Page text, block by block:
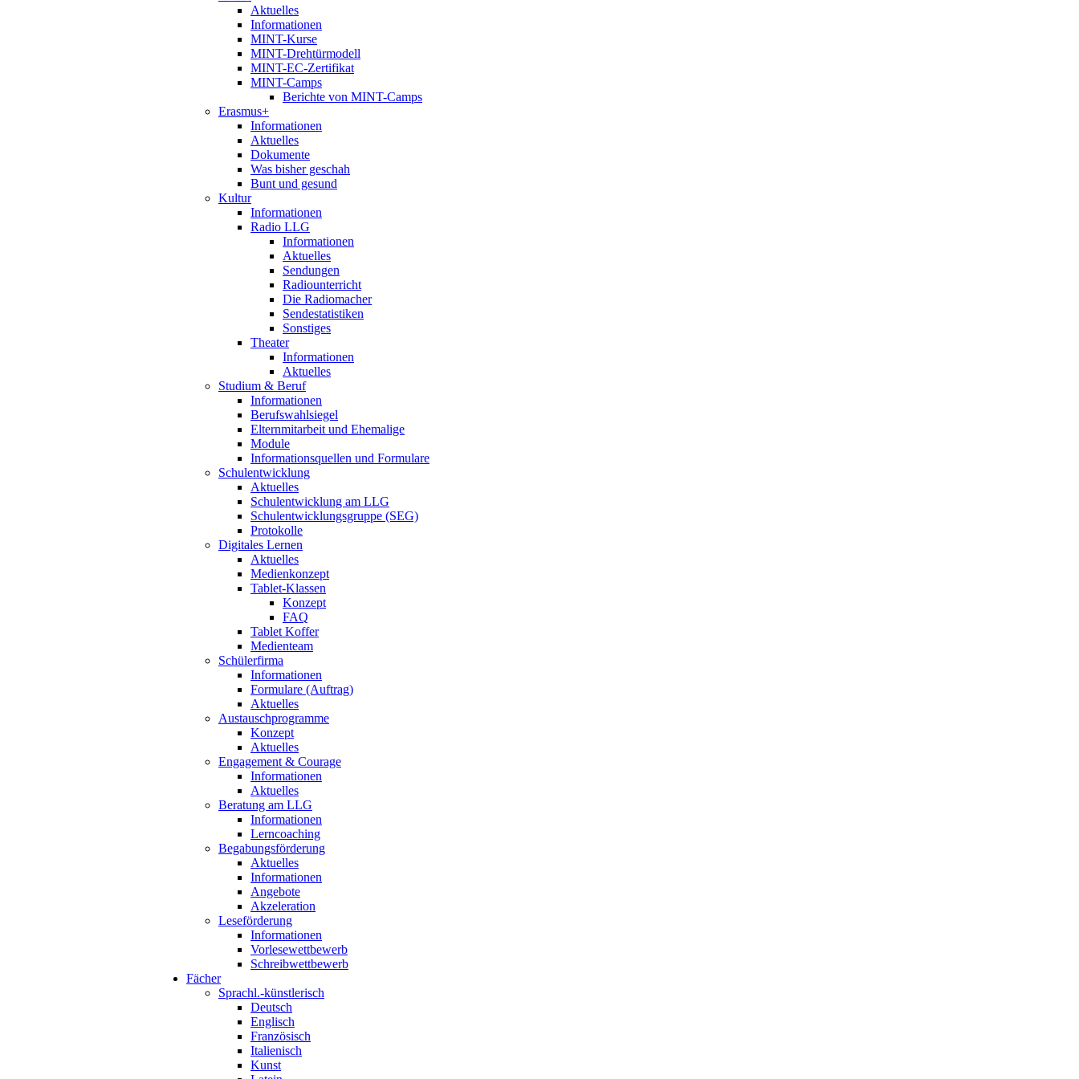
Aktuelles
Informationen
MINT-Kurse
MINT-Drehtürmodell
MINT-EC-Zertifikat
MINT-Camps
Berichte von MINT-Camps
Erasmus+
Informationen
Aktuelles
Dokumente
Was bisher geschah
Bunt und gesund
Kultur
Informationen
Radio LLG
Informationen
Aktuelles
Sendungen
Radiounterricht
Die Radiomacher
Sendestatistiken
Sonstiges
Theater
Informationen
Aktuelles
Studium & Beruf
Informationen
Berufswahlsiegel
Elternmitarbeit und Ehemalige
Module
Informationsquellen und Formulare
Schulentwicklung
Aktuelles
Schulentwicklung am LLG
Schulentwicklungsgruppe (SEG)
Protokolle
Digitales Lernen
Aktuelles
Medienkonzept
Tablet-Klassen
Konzept
FAQ
Tablet Koffer
Medienteam
Schülerfirma
Informationen
Formulare (Auftrag)
Aktuelles
Austauschprogramme
Konzept
Aktuelles
Engagement & Courage
Informationen
Aktuelles
Beratung am LLG
Informationen
Lerncoaching
Begabungsförderung
Aktuelles
Informationen
Angebote
Akzeleration
Leseförderung
Informationen
Vorlesewettbewerb
Schreibwettbewerb
Fächer
Sprachl.-künstlerisch
Deutsch
Englisch
Französisch
Italienisch
Kunst